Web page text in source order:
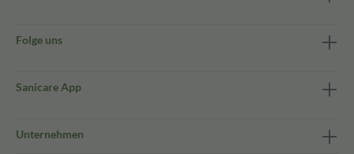
Folge uns
Sanicare App
Unternehmen